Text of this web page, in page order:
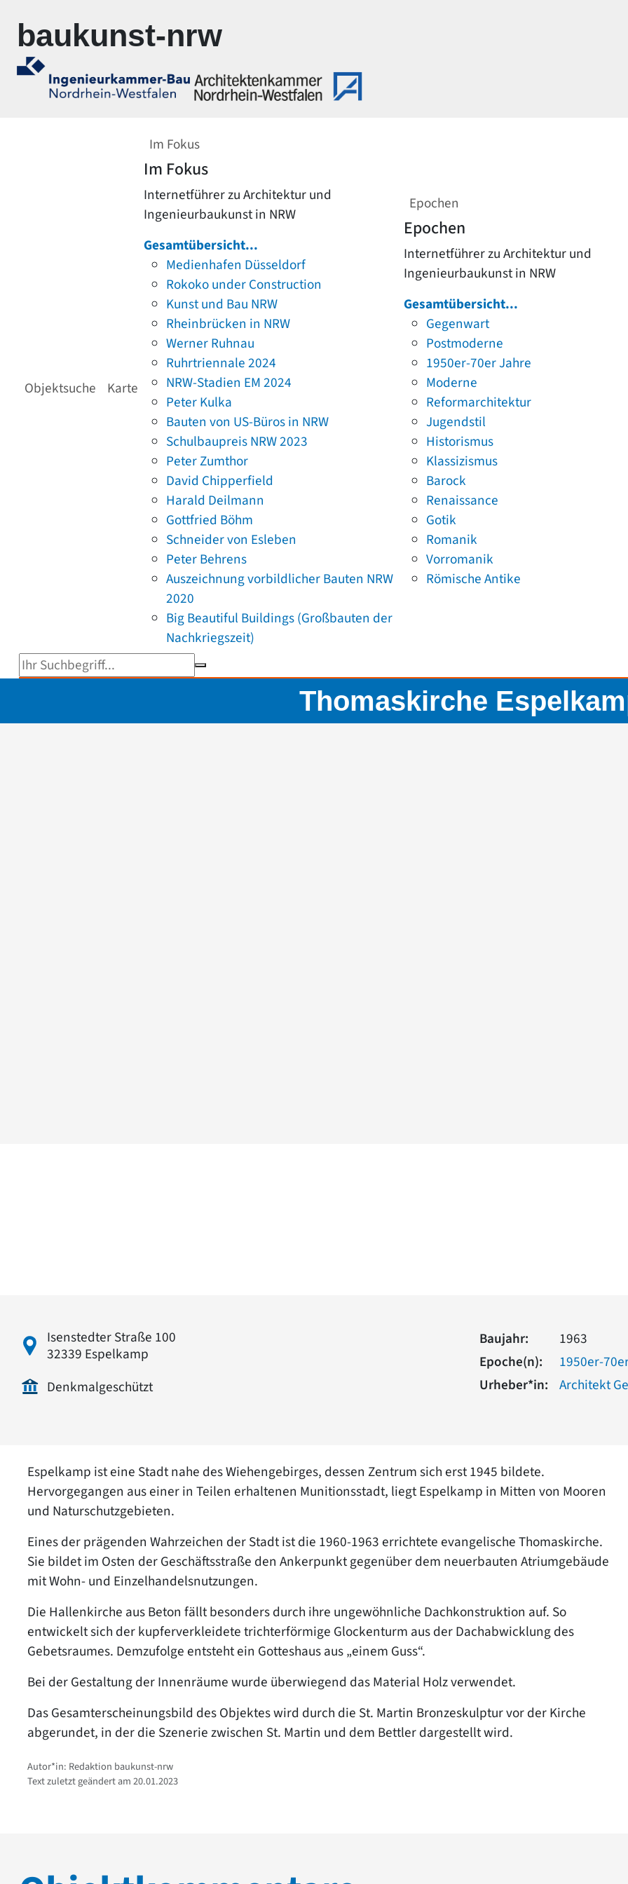
baukunst-nrw
Objektsuche Karte
Im Fokus
Im Fokus
Internetführer zu Architektur und
Ingenieurbaukunst in NRW
Gesamtübersicht...
Medienhafen Düsseldorf
Rokoko under Construction
Kunst und Bau NRW
Rheinbrücken in NRW
Werner Ruhnau
Ruhrtriennale 2024
NRW-Stadien EM 2024
Peter Kulka
Bauten von US-Büros in NRW
Schulbaupreis NRW 2023
Peter Zumthor
David Chipperfield
Harald Deilmann
Gottfried Böhm
Schneider von Esleben
Peter Behrens
Auszeichnung vorbildlicher Bauten NRW
2020
Big Beautiful Buildings (Großbauten der
Nachkriegszeit)
Epochen
Epochen
Internetführer zu Architektur und
Ingenieurbaukunst in NRW
Gesamtübersicht...
Gegenwart
Postmoderne
1950er-70er Jahre
Moderne
Reformarchitektur
Jugendstil
Historismus
Klassizismus
Barock
Renaissance
Gotik
Romanik
Vorromanik
Römische Antike
Suchbegriff eingeben
Thomaskirche
Isenstedter Straße 100
32339 Espelkamp
Denkmalgeschützt
Baujahr:
1963
Epoche(n):
1950er-
Urheber*in:
Architekt
Espelkamp ist eine Stadt nahe des Wiehengebirges, dessen Zentrum sich erst 1945 bildete.
Hervorgegangen aus einer in Teilen erhaltenen Munitionsstadt, liegt Espelkamp in Mitten von Mooren
und Naturschutzgebieten.
Eines der prägenden Wahrzeichen der Stadt ist die 1960-1963 errichtete evangelische Thomaskirche.
Sie bildet im Osten der Geschäftsstraße den Ankerpunkt gegenüber dem neuerbauten Atriumgebäude
mit Wohn- und Einzelhandelsnutzungen.
Die Hallenkirche aus Beton fällt besonders durch ihre ungewöhnliche Dachkonstruktion auf. So
entwickelt sich der kupferverkleidete trichterförmige Glockenturm aus der Dachabwicklung des
Gebetsraumes. Demzufolge entsteht ein Gotteshaus aus „einem Guss“.
Bei der Gestaltung der Innenräume wurde überwiegend das Material Holz verwendet.
Das Gesamterscheinungsbild des Objektes wird durch die St. Martin Bronzeskulptur vor der Kirche
abgerundet, in der die Szenerie zwischen St. Martin und dem Bettler dargestellt wird.
Autor*in: Redaktion baukunst-nrw
Text zuletzt geändert am 20.01.2023